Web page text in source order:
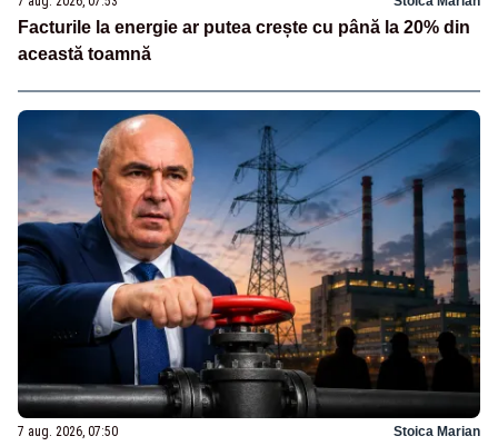
Facturile la energie ar putea crește cu până la 20% din
această toamnă
7 aug. 2026, 07:50 Stoica Marian